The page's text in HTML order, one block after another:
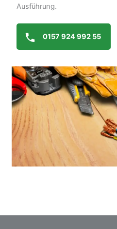
Ausführung.
0157 924 992 55